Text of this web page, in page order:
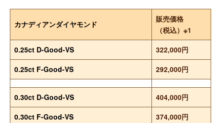
カナディアンダイヤモンド
販売価格
（税込）※1
0.25ct D-Good-VS
322,000円
0.25ct F-Good-VS
292,000円
0.30ct D-Good-VS
404,000円
0.30ct F-Good-VS
374,000円